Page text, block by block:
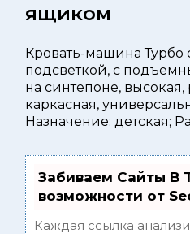
ящиком
Кровать-машина Турбо
подсветкой, с
на синтепоне,
каркасная,
Назначение: детская;
Забиваем Сайты В
возможности от
Каждая ссылка